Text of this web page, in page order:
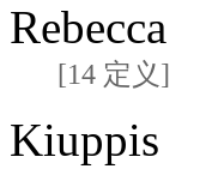
Rebecca
[14 定义]
Kiuppis